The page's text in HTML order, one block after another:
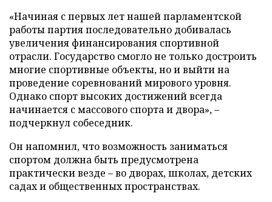
«Начиная с первых лет нашей парламентской
работы партия последовательно добивалась
увеличения финансирования спортивной
отрасли. Государство смогло не только достроить
многие спортивные объекты, но и выйти на
проведение соревнований мирового уровня.
Однако спорт высоких достижений всегда
начинается с массового спорта и двора», –
подчеркнул собеседник.
Он напомнил, что возможность заниматься
спортом должна быть предусмотрена
практически везде – во дворах, школах, детских
садах и общественных пространствах.